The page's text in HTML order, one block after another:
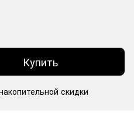
Купить
скидки